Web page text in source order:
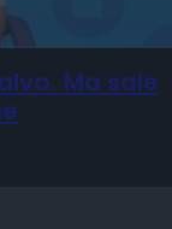
Ma sale